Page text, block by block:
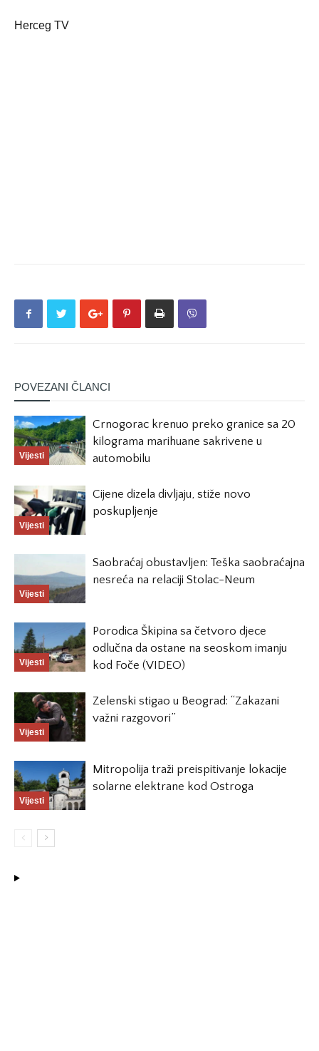
Herceg TV
POVEZANI ČLANCI
Vijesti
Crnogorac krenuo preko granice sa 20
kilograma marihuane sakrivene u
automobilu
Vijesti
Cijene dizela divljaju, stiže novo
poskupljenje
Vijesti
Saobraćaj obustavljen: Teška saobraćajna
nesreća na relaciji Stolac-Neum
Vijesti
Porodica Škipina sa četvoro djece
odlučna da ostane na seoskom imanju
kod Foče (VIDEO)
Vijesti
Zelenski stigao u Beograd: “Zakazani
važni razgovori”
Vijesti
Mitropolija traži preispitivanje lokacije
solarne elektrane kod Ostroga